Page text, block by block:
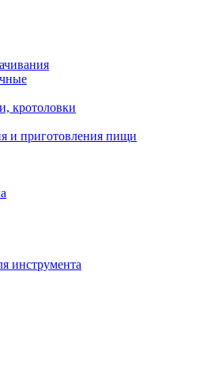
кротоловки
и приготовления пищи
инструмента